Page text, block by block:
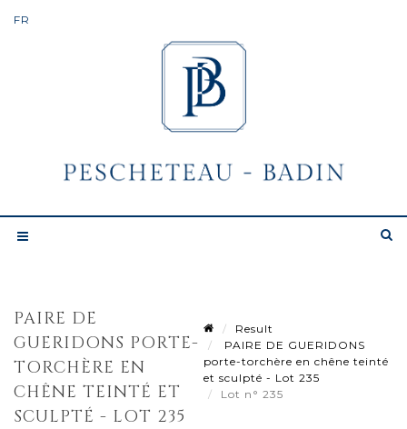
PAIRE DE
GUERIDONS PORTE-
TORCHÈRE EN
CHÊNE TEINTÉ ET
SCULPTÉ - LOT 235
Result
PAIRE DE GUERIDONS
porte-torchère en chêne teinté
et sculpté - Lot 235
Lot n° 235